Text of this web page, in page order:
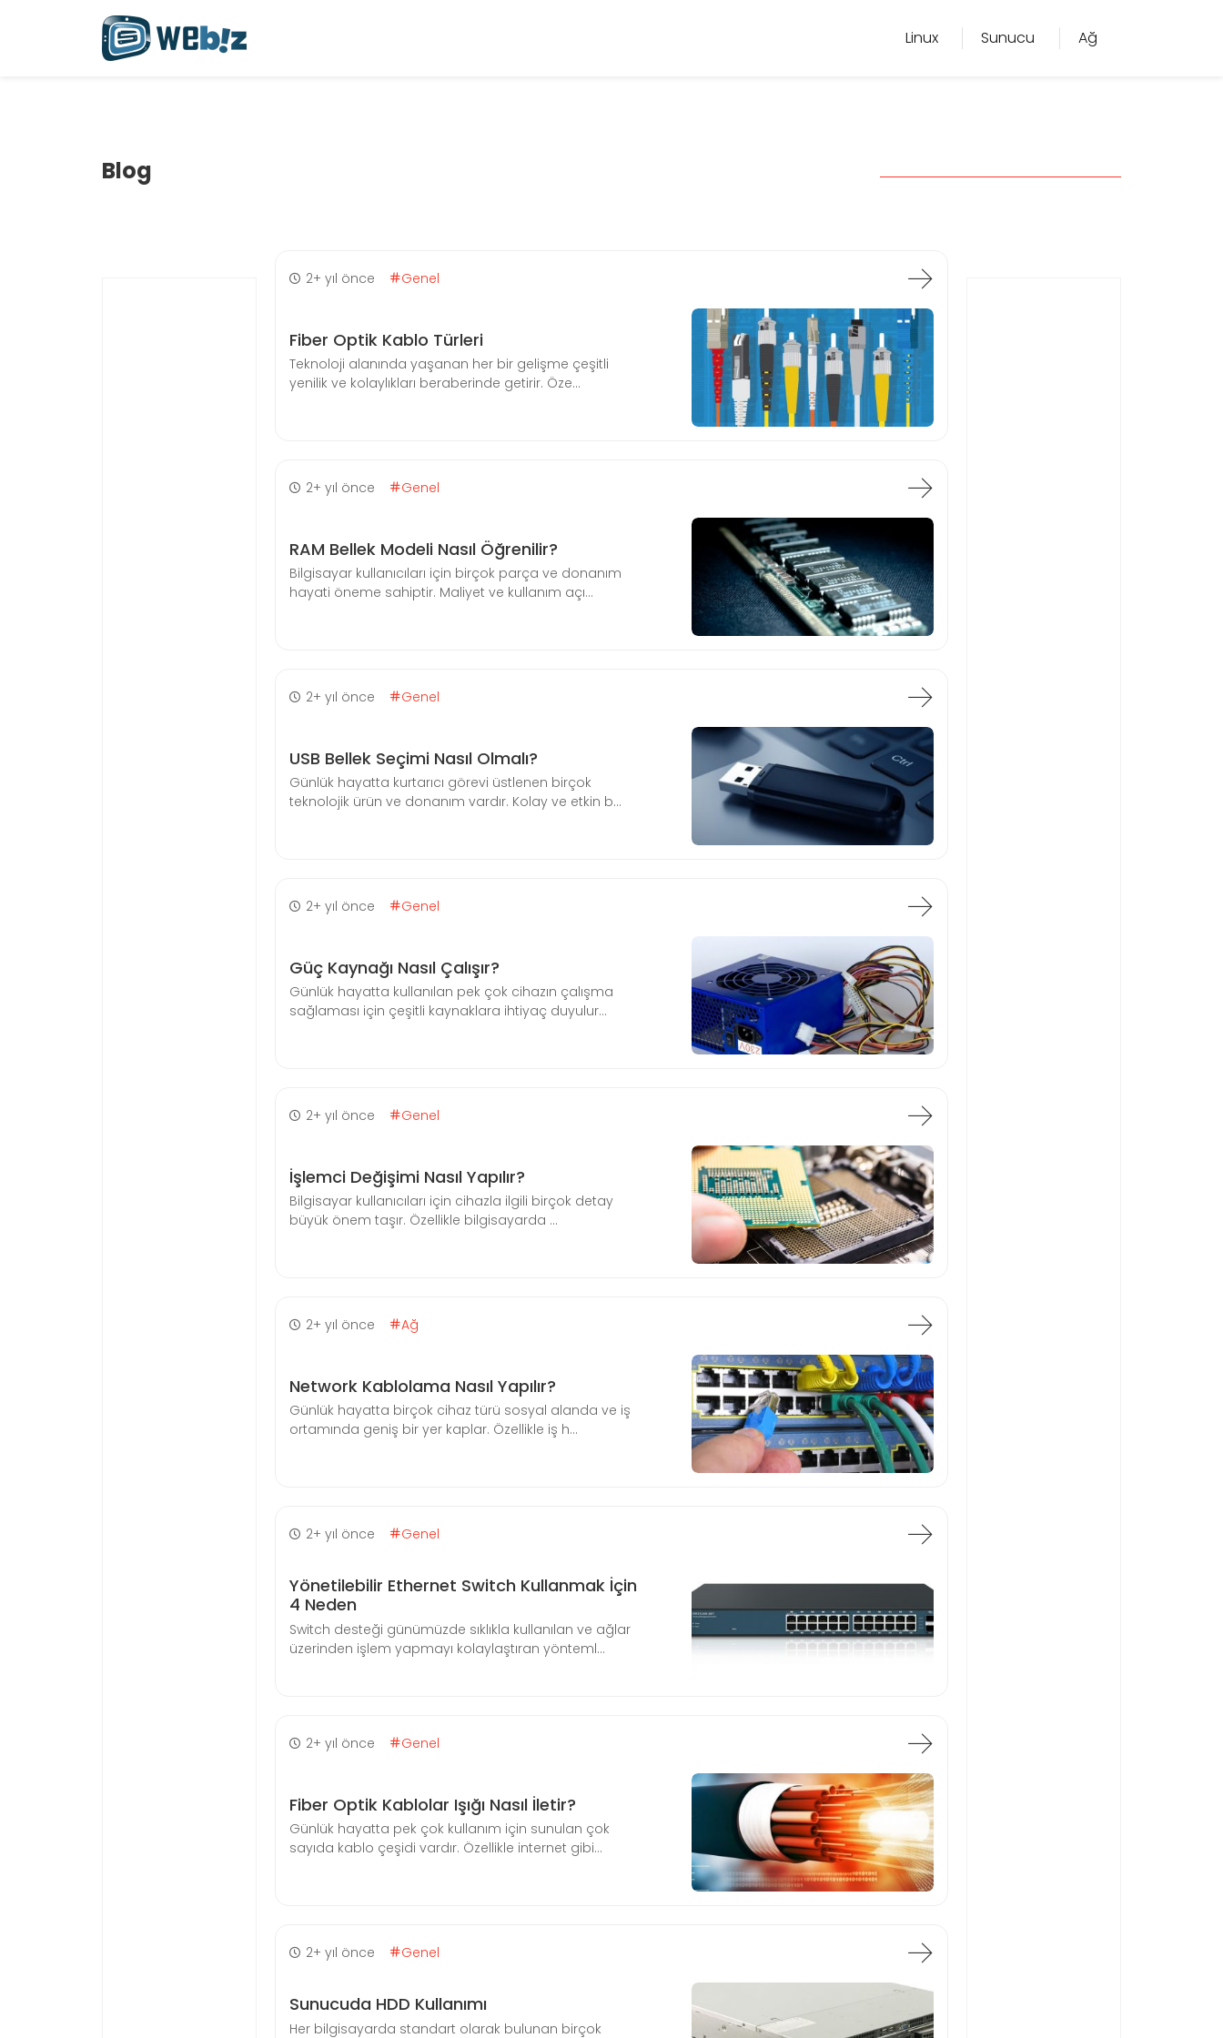
Linux Sunucu Ağ
Blog
2+ yıl önce Genel
Fiber Optik Kablo Türleri
Teknoloji alanında yaşanan her bir gelişme çeşitli
yenilik ve kolaylıkları beraberinde getirir. Öze...
2+ yıl önce Genel
RAM Bellek Modeli Nasıl Öğrenilir?
Bilgisayar kullanıcıları için birçok parça ve donanım
hayati öneme sahiptir. Maliyet ve kullanım açı...
2+ yıl önce Genel
USB Bellek Seçimi Nasıl Olmalı?
Günlük hayatta kurtarıcı görevi üstlenen birçok
teknolojik ürün ve donanım vardır. Kolay ve etkin b...
2+ yıl önce Genel
Güç Kaynağı Nasıl Çalışır?
Günlük hayatta kullanılan pek çok cihazın çalışma
sağlaması için çeşitli kaynaklara ihtiyaç duyulur...
2+ yıl önce Genel
İşlemci Değişimi Nasıl Yapılır?
Bilgisayar kullanıcıları için cihazla ilgili birçok detay
büyük önem taşır. Özellikle bilgisayarda ...
2+ yıl önce Ağ
Network Kablolama Nasıl Yapılır?
Günlük hayatta birçok cihaz türü sosyal alanda ve iş
ortamında geniş bir yer kaplar. Özellikle iş h...
2+ yıl önce Genel
Yönetilebilir Ethernet Switch Kullanmak İçin
4 Neden
Switch desteği günümüzde sıklıkla kullanılan ve ağlar
üzerinden işlem yapmayı kolaylaştıran yönteml...
2+ yıl önce Genel
Fiber Optik Kablolar Işığı Nasıl İletir?
Günlük hayatta pek çok kullanım için sunulan çok
sayıda kablo çeşidi vardır. Özellikle internet gibi...
2+ yıl önce Genel
Sunucuda HDD Kullanımı
Her bilgisayarda standart olarak bulunan birçok